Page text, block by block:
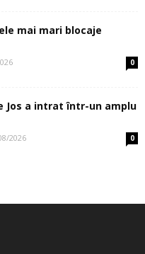
mai mari blocaje
0
Jos a intrat într-un amplu
2026 0